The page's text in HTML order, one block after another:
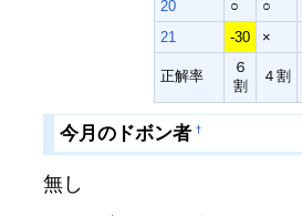
20
○ ○
21
-30 ×
正解率
６
割
４割
今月のドボン者 †
無し